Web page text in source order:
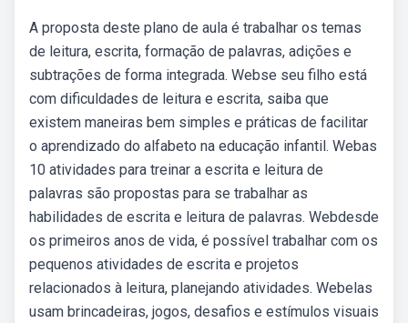
A proposta deste plano de aula é trabalhar os temas
de leitura, escrita, formação de palavras, adições e
subtrações de forma integrada. Webse seu filho está
com dificuldades de leitura e escrita, saiba que
existem maneiras bem simples e práticas de facilitar
o aprendizado do alfabeto na educação infantil. Webas
10 atividades para treinar a escrita e leitura de
palavras são propostas para se trabalhar as
habilidades de escrita e leitura de palavras. Webdesde
os primeiros anos de vida, é possível trabalhar com os
pequenos atividades de escrita e projetos
relacionados à leitura, planejando atividades. Webelas
usam brincadeiras, jogos, desafios e estímulos visuais